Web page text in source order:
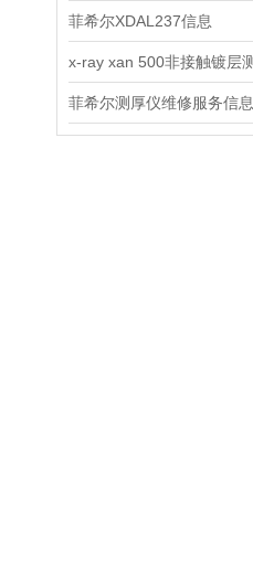
菲希尔XDAL237信息
菲希尔测厚仪维修服务信息